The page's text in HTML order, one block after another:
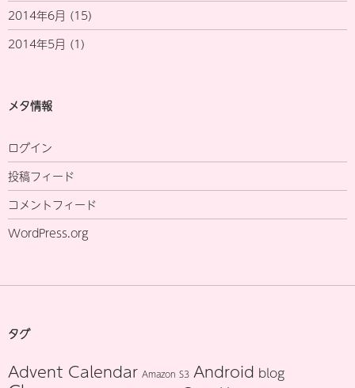
2014年6月 (15)
2014年5月 (1)
メタ情報
ログイン
投稿フィード
コメントフィード
WordPress.org
タグ
Advent Calendar Amazon S3 Android blog